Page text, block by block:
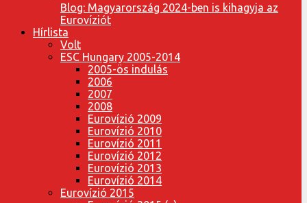
Blog: Magyarország 2024-ben is kihagyja az
Eurovíziót
Hírlista
Volt
ESC Hungary 2005-2014
2005-ös indulás
2006
2007
2008
Eurovízió 2009
Eurovízió 2010
Eurovízió 2011
Eurovízió 2012
Eurovízió 2013
Eurovízió 2014
Eurovízió 2015